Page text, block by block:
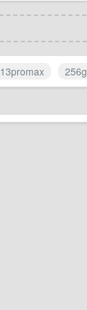
13promax 256g